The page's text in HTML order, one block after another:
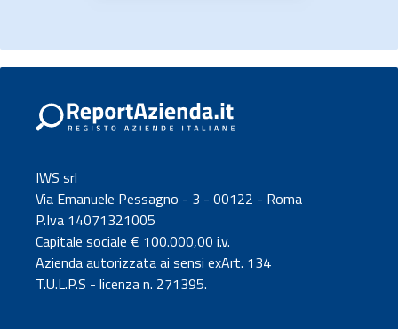
IWS srl
Via Emanuele Pessagno - 3 - 00122 - Roma
P.Iva 14071321005
Capitale sociale € 100.000,00 i.v.
Azienda autorizzata ai sensi exArt. 134
T.U.L.P.S - licenza n. 271395.